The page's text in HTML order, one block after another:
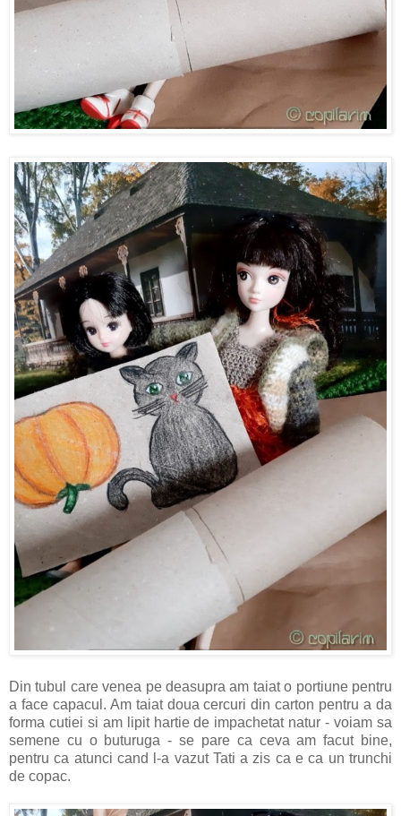
Din tubul care venea pe deasupra am taiat o portiune pentru
a face capacul. Am taiat doua cercuri din carton pentru a da
forma cutiei si am lipit hartie de impachetat natur - voiam sa
semene cu o buturuga - se pare ca ceva am facut bine,
pentru ca atunci cand l-a vazut Tati a zis ca e ca un trunchi
de copac.